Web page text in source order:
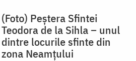
(Foto) Peștera Sfintei
Teodora de la Sihla – unul
dintre locurile sfinte din
zona Neamțului